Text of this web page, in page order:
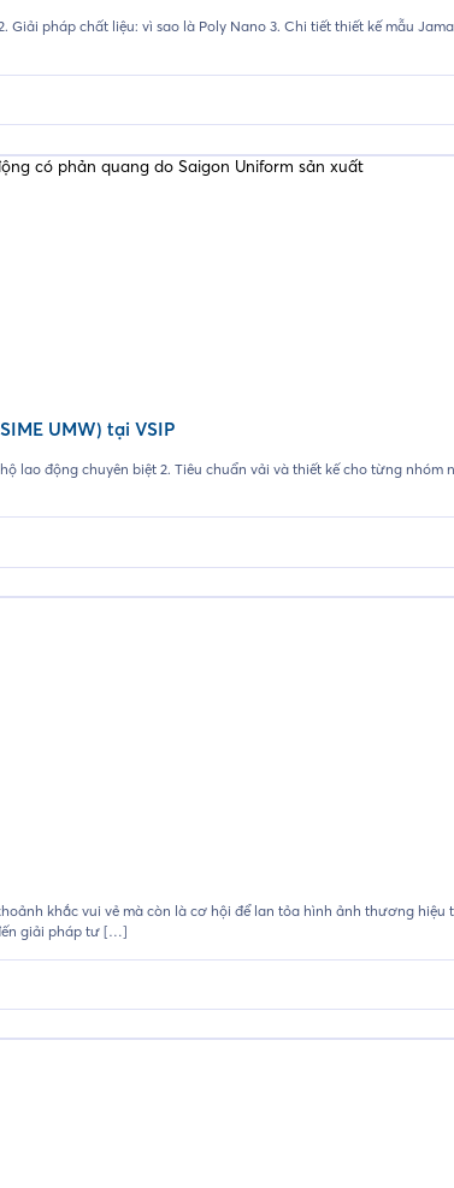
Giải pháp chất liệu: vì sao là Poly Nano 3. Chi tiết thiết kế mẫu
UMW) tại VSIP
lao động chuyên biệt 2. Tiêu chuẩn vải và thiết kế cho từng
khắc vui vẻ mà còn là cơ hội để lan tỏa hình ảnh thương
giải pháp tư […]